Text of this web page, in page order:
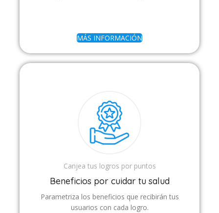
MÁS INFORMACIÓN
Canjea tus logros por puntos
Beneficios por cuidar tu salud
Parametriza los beneficios que recibirán tus
usuarios con cada logro.